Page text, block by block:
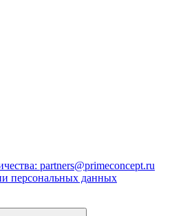
partners@primeconcept.ru
персональных данных